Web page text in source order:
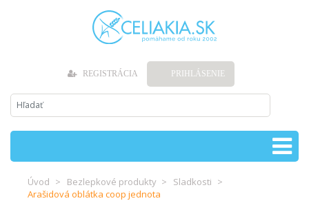
REGISTRÁCIA PRIHLÁSENIE
Úvod Bezlepkové produkty
Sladkosti
Arašidová oblátka coop jednota